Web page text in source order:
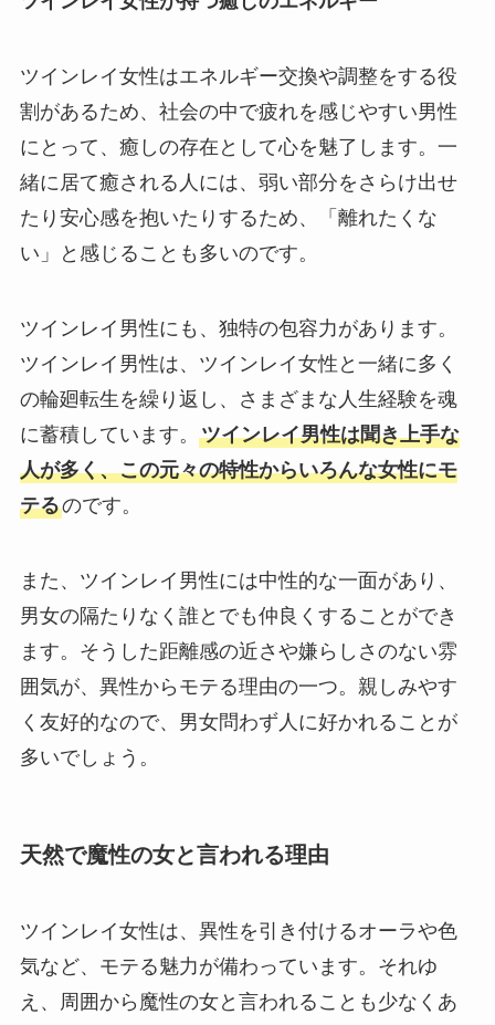
ツインレイ女性はエネルギー交換や調整をする役
割があるため、社会の中で疲れを感じやすい男性
にとって、癒しの存在として心を魅了します。一
緒に居て癒される人には、弱い部分をさらけ出せ
たり安心感を抱いたりするため、「離れたくな
い」と感じることも多いのです。
ツインレイ男性にも、独特の包容力があります。
ツインレイ男性は、ツインレイ女性と一緒に多く
の輪廻転生を繰り返し、さまざまな人生経験を魂
に蓄積しています。 ツインレイ男性は聞き上手な
人が多く、この元々の特性からいろんな女性にモ
テるのです。
また、ツインレイ男性には中性的な一面があり、
男女の隔たりなく誰とでも仲良くすることができ
ます。そうした距離感の近さや嫌らしさのない雰
囲気が、異性からモテる理由の一つ。親しみやす
く友好的なので、男女問わず人に好かれることが
多いでしょう。
天然で魔性の女と言われる理由
ツインレイ女性は、異性を引き付けるオーラや色
気など、モテる魅力が備わっています。それゆ
え、周囲から魔性の女と言われることも少なくあ